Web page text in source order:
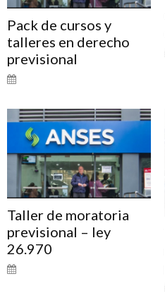
Pack de cursos y
talleres en derecho
previsional
Taller de moratoria
previsional – ley
26.970